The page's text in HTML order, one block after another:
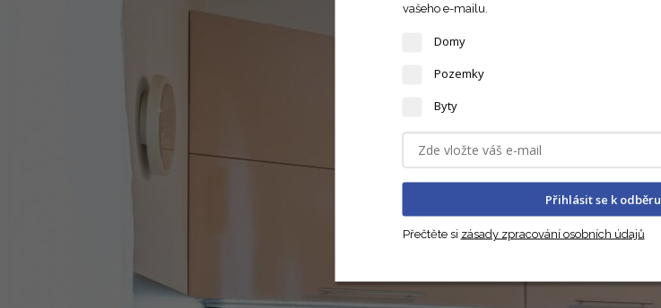
vašeho e-mailu.
Domy
Pozemky
Byty
Přihlásit se k odběru
Přečtěte si zásady zpracování osobních údajů